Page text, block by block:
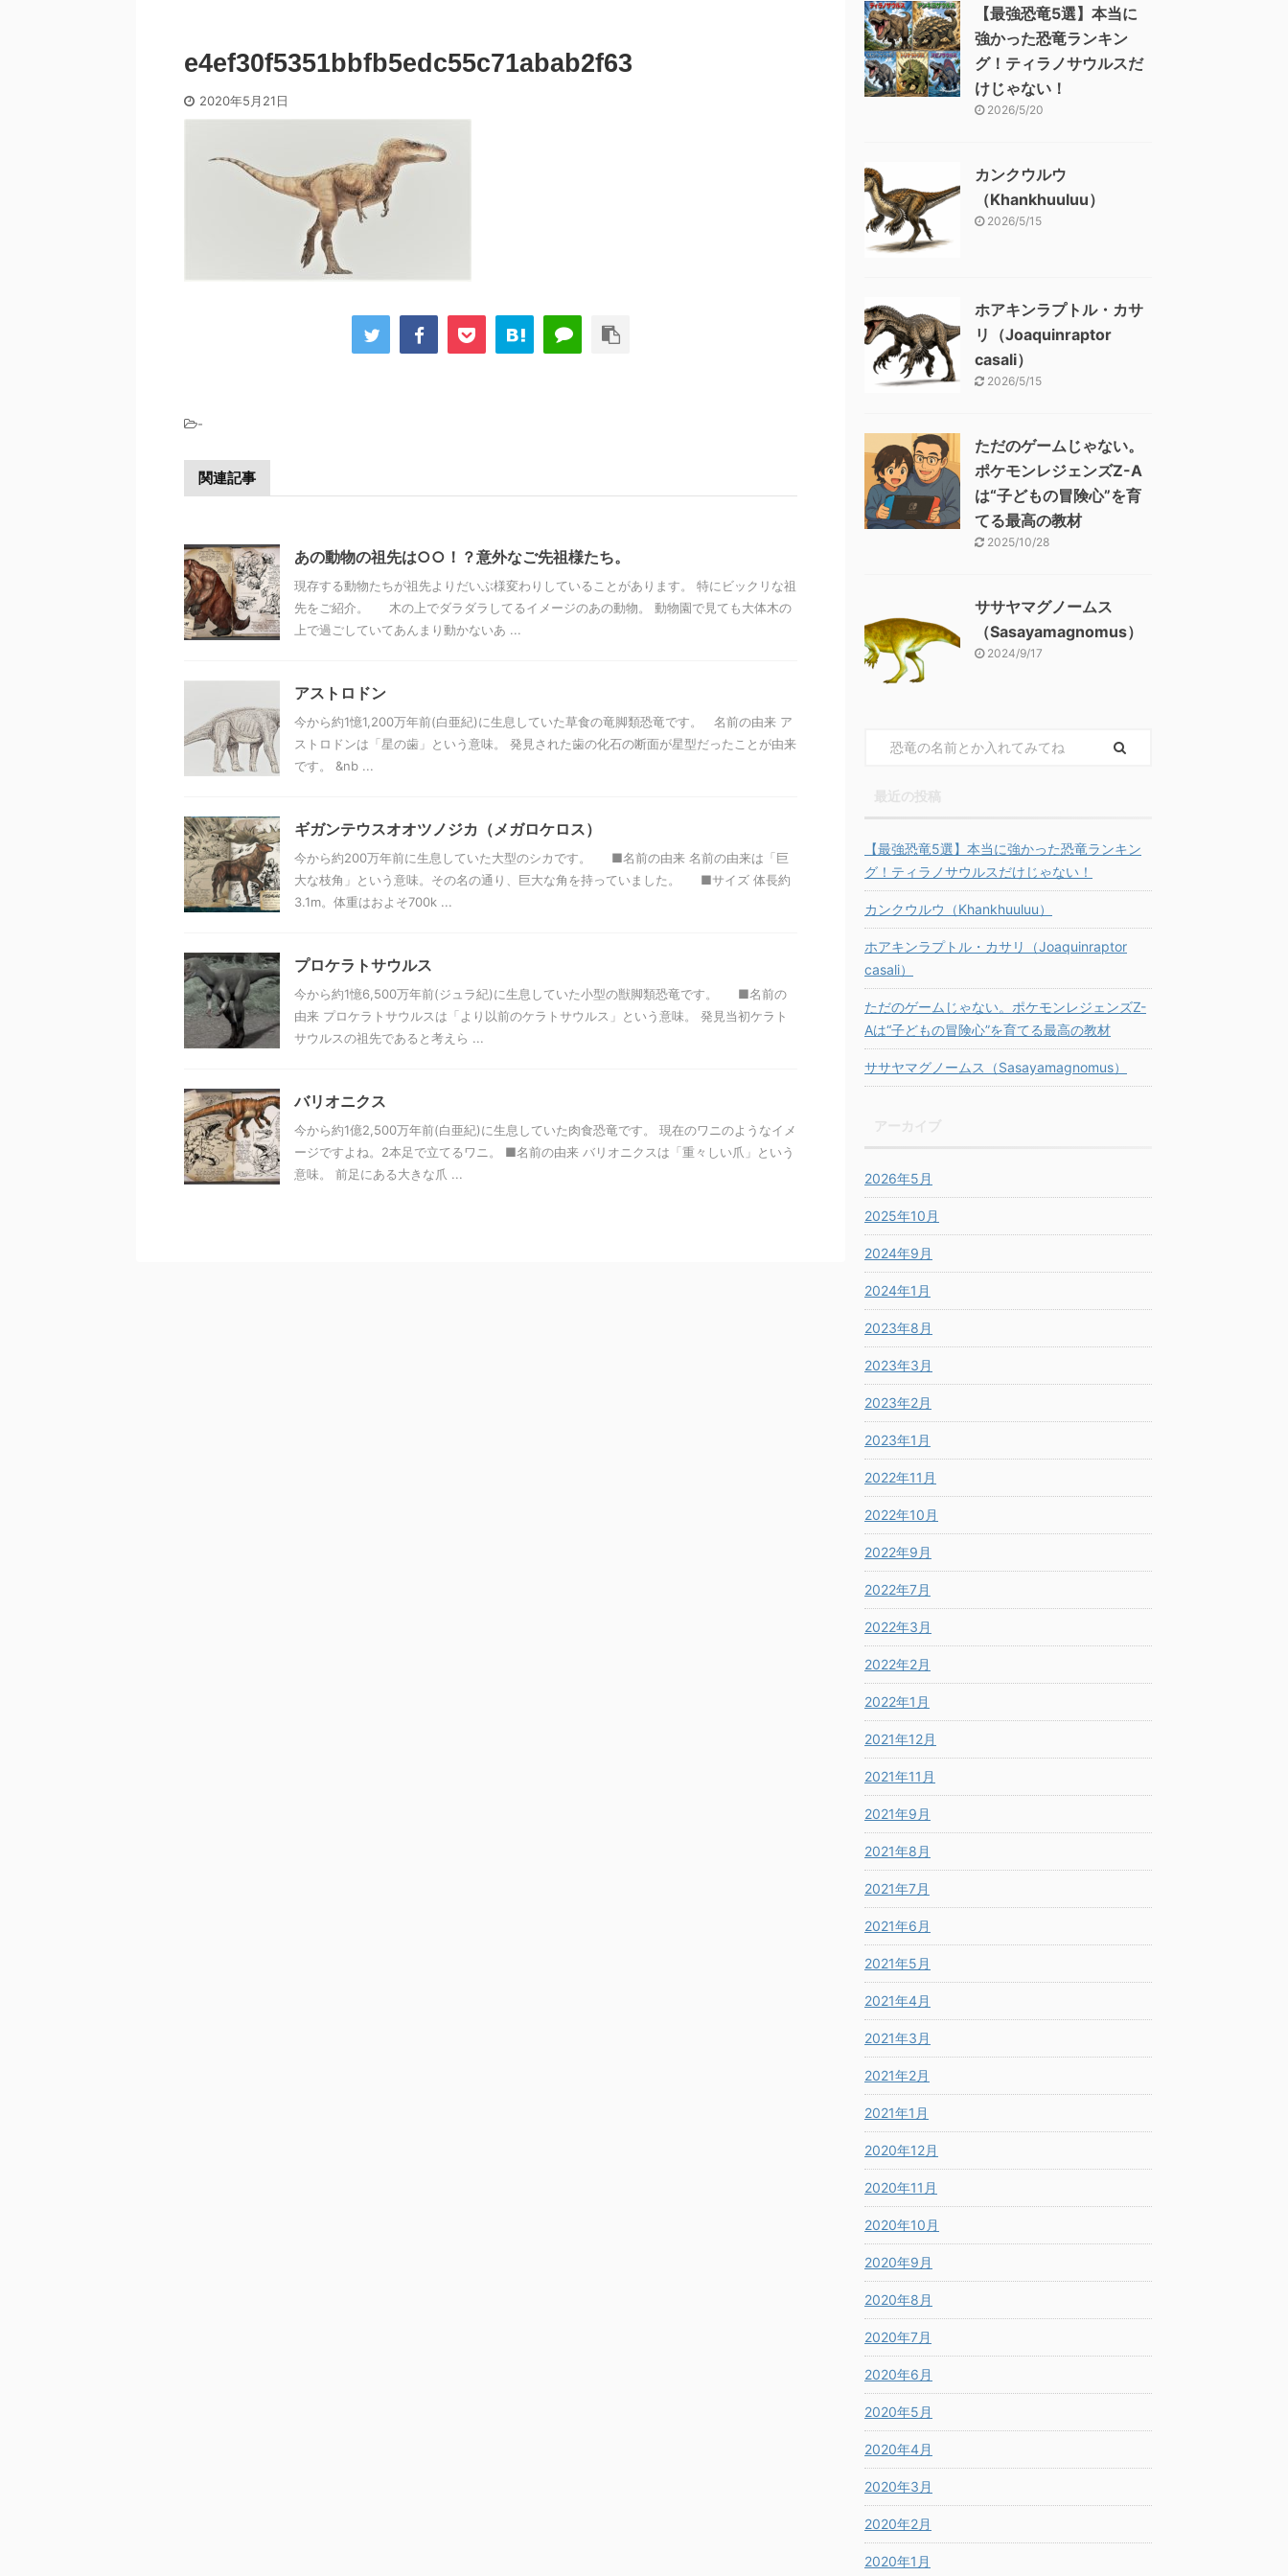
e4ef30f5351bbfb5edc55c71abab2f63
2020年5月21日
-
関連記事
あの動物の祖先は○○！？意外なご先祖様たち。
現存する動物たちが祖先よりだいぶ様変わりしていることがあります。 特にビックリな祖
先をご紹介。 木の上でダラダラしてるイメージのあの動物。 動物園で見ても大体木の
上で過ごしていてあんまり動かないあ ...
アストロドン
今から約1憶1,200万年前(白亜紀)に生息していた草食の竜脚類恐竜です。 名前の由来 ア
ストロドンは「星の歯」という意味。 発見された歯の化石の断面が星型だったことが由来
です。 &nb ...
ギガンテウスオオツノジカ（メガロケロス）
今から約200万年前に生息していた大型のシカです。 ■名前の由来 名前の由来は「巨
大な枝角」という意味。その名の通り、巨大な角を持っていました。 ■サイズ 体長約
3.1m。体重はおよそ700k ...
プロケラトサウルス
今から約1憶6,500万年前(ジュラ紀)に生息していた小型の獣脚類恐竜です。 ■名前の
由来 プロケラトサウルスは「より以前のケラトサウルス」という意味。 発見当初ケラト
サウルスの祖先であると考えら ...
バリオニクス
今から約1億2,500万年前(白亜紀)に生息していた肉食恐竜です。 現在のワニのようなイメ
ージですよね。2本足で立てるワニ。 ■名前の由来 バリオニクスは「重々しい爪」という
意味。 前足にある大きな爪 ...
【最強恐竜5選】本当に
強かった恐竜ランキン
グ！ティラノサウルスだ
けじゃない！
2026/5/20
カンクウルウ
（Khankhuuluu）
2026/5/15
ホアキンラプトル・カサ
リ（Joaquinraptor
casali）
2026/5/15
ただのゲームじゃない。
ポケモンレジェンズZ-A
は“子どもの冒険心”を育
てる最高の教材
2025/10/28
ササヤマグノームス
（Sasayamagnomus）
2024/9/17
【最強恐竜5選】本当に強かった恐竜ランキン
グ！ティラノサウルスだけじゃない！
カンクウルウ（Khankhuuluu）
ホアキンラプトル・カサリ（Joaquinraptor
casali）
ただのゲームじゃない。ポケモンレジェンズZ-
Aは“子どもの冒険心”を育てる最高の教材
ササヤマグノームス（Sasayamagnomus）
2026年5月
2025年10月
2024年9月
2024年1月
2023年8月
2023年3月
2023年2月
2023年1月
2022年11月
2022年10月
2022年9月
2022年7月
2022年3月
2022年2月
2022年1月
2021年12月
2021年11月
2021年9月
2021年8月
2021年7月
2021年6月
2021年5月
2021年4月
2021年3月
2021年2月
2021年1月
2020年12月
2020年11月
2020年10月
2020年9月
2020年8月
2020年7月
2020年6月
2020年5月
2020年4月
2020年3月
2020年2月
2020年1月